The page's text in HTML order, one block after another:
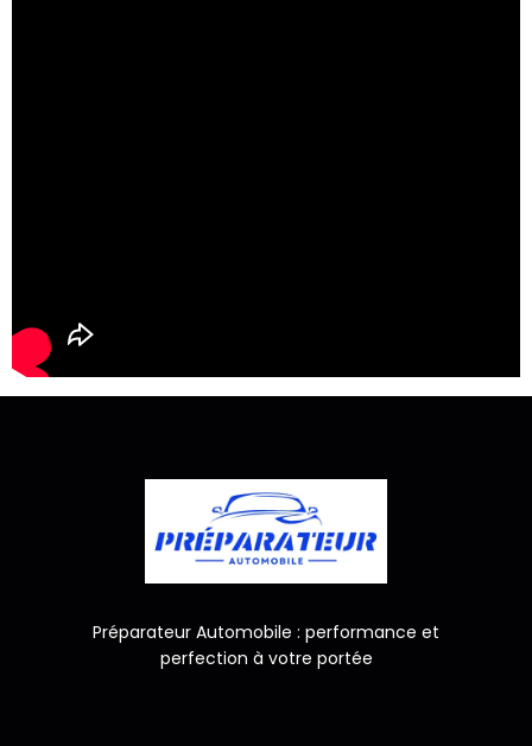
Préparateur Automobile : performance et
perfection à votre portée